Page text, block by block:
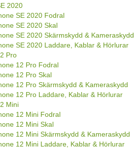
2020
SE 2020 Fodral
SE 2020 Skal
SE 2020 Skärmskydd & Kameraskydd
SE 2020 Laddare, Kablar & Hörlurar
Pro
12 Pro Fodral
12 Pro Skal
12 Pro Skärmskydd & Kameraskydd
12 Pro Laddare, Kablar & Hörlurar
Mini
12 Mini Fodral
12 Mini Skal
12 Mini Skärmskydd & Kameraskydd
12 Mini Laddare, Kablar & Hörlurar